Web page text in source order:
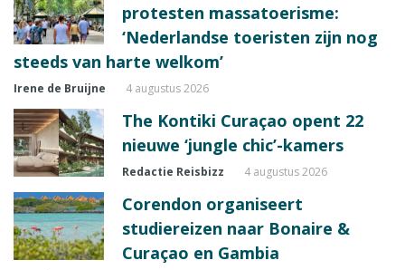
protesten massatoerisme:
‘Nederlandse toeristen zijn nog
steeds van harte welkom’
Irene de Bruijne 4 augustus 2026
The Kontiki Curaçao opent 22
nieuwe ‘jungle chic’-kamers
Redactie Reisbizz 4 augustus 2026
Corendon organiseert
studiereizen naar Bonaire &
Curaçao en Gambia